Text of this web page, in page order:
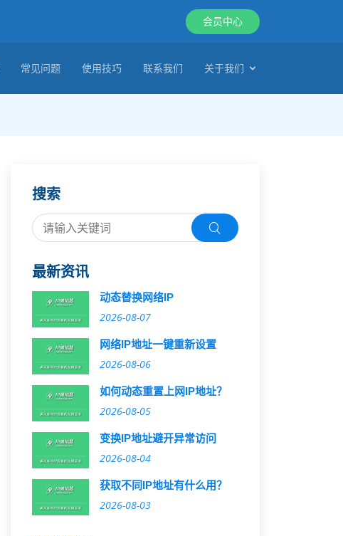
会员中心
常见问题 使用技巧 联系我们 关于我们
搜索
最新资讯
动态替换网络IP
2026-08-07
网络IP地址一键重新设置
2026-08-06
如何动态重置上网IP地址？
2026-08-05
变换IP地址避开异常访问
2026-08-04
获取不同IP地址有什么用？
2026-08-03